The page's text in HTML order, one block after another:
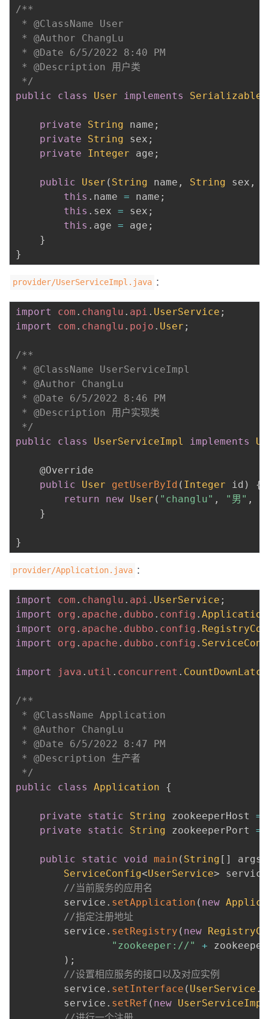
/**
* @ClassName User
* @Author ChangLu
* @Date 6/5/2022 8:40 PM
* @Description 用户类
*/
public
class User implements Serializable
private String name ;
private
String sex ;
private
Integer age ;
public User ( String name , String sex ,
this . name = name ;
this . sex = sex ;
this . age = age ;
}
}
provider/UserServiceImpl.java ：
import com . changlu . api . UserService ;
import
com . changlu . pojo . User ;
/**
* @ClassName UserServiceImpl
* @Author ChangLu
* @Date 6/5/2022 8:46 PM
* @Description 用户实现类
*/
public
class UserServiceImpl implements
@Override
public
User getUserById ( Integer id )
{
return
new User ( "changlu" , "男" ,
}
}
provider/Application.java ：
import com . changlu . api . UserService ;
import
org . apache . dubbo . config .
import
org . apache . dubbo . config .
import
org . apache . dubbo . config .
import java . util . concurrent . CountDownLatch
/**
* @ClassName Application
* @Author ChangLu
* @Date 6/5/2022 8:47 PM
* @Description 生产者
*/
public
class Application {
private static String zookeeperHost =
private
static String zookeeperPort =
public static void main ( String [ ] args
ServiceConfig<UserService>
//当前服务的应用名
        service
. setApplication ( new
//指定注册地址
        service
. setRegistry ( new
"zookeeper://"
+
) ;
//设置相应服务的接口以及对应实例
        service
. setInterface ( UserService .
        service
. setRef ( new UserServiceImpl